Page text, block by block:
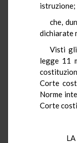
istruzione;
che,
dichiarate
Visti gli
legge 11
Corte
Norme
Corte